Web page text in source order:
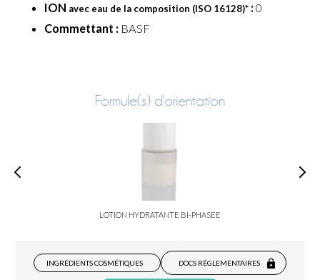
ION avec eau de la composition (ISO 16128)* : 0
Commettant : BASF
Formule(s) d'orientation
LOTION HYDRATANTE BI-PHASEE
INGRÉDIENTS COSMÉTIQUES DOCS RÉGLEMENTAIRES